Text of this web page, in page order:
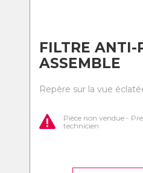
FILTRE ANTI-
ASSEMBLE
Repère sur la vue
Pièce non vendue -
technicien